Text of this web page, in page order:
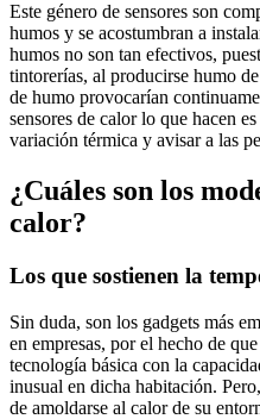
Este género de sensores son
humos y se acostumbran a
humos no son tan efectivos,
tintorerías, al producirse humo
de humo provocarían
sensores de calor lo que hacen
variación térmica y avisar a las
¿Cuáles son los
calor?
Los que sostienen la
Sin duda, son los gadgets más
en empresas, por el hecho de
tecnología básica con la
inusual en dicha habitación.
de amoldarse al calor de su